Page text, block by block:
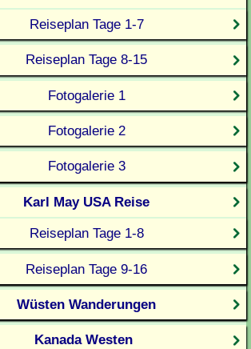
Reiseplan Tage 1-7
Reiseplan Tage 8-15
Fotogalerie 1
Fotogalerie 2
Fotogalerie 3
Karl May USA Reise
Reiseplan Tage 1-8
Reiseplan Tage 9-16
Wüsten Wanderungen
Kanada Westen